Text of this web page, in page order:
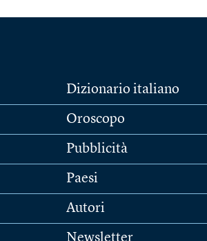
Dizionario italiano
Oroscopo
Pubblicità
Paesi
Autori
Newsletter